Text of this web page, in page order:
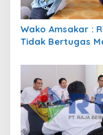
o
s
Wako Amsakar :
Tidak Bertugas